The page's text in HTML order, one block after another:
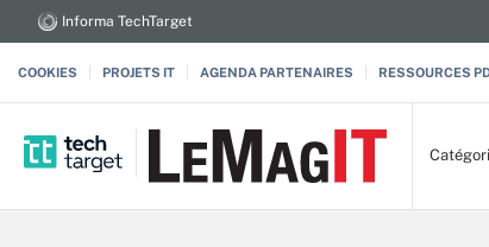
Informa TechTarget
COOKIES PROJETS IT AGENDA PARTENAIRES RESSOURCES